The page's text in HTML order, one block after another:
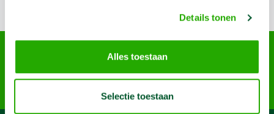
Details tonen
Alles toestaan
Selectie toestaan
Nijverheidslaan 95-A, 3903 AN Veenendaal
085 4899 700
info@machineverhuur.nl